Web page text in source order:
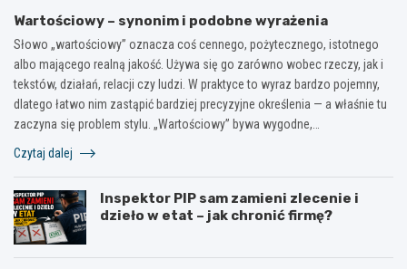
Wartościowy – synonim i podobne wyrażenia
Słowo „wartościowy” oznacza coś cennego, pożytecznego, istotnego
albo mającego realną jakość. Używa się go zarówno wobec rzeczy, jak i
tekstów, działań, relacji czy ludzi. W praktyce to wyraz bardzo pojemny,
dlatego łatwo nim zastąpić bardziej precyzyjne określenia — a właśnie tu
zaczyna się problem stylu. „Wartościowy” bywa wygodne,…
Czytaj dalej
Inspektor PIP sam zamieni zlecenie i
dzieło w etat – jak chronić firmę?